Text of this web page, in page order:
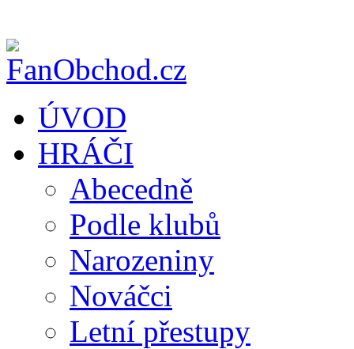
ÚVOD
HRÁČI
Abecedně
Podle klubů
Narozeniny
Nováčci
Letní přestupy